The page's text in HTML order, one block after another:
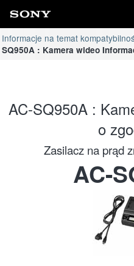
Informacje na temat
SQ950A : Kamera wideo
AC-SQ950A :
o
Zasilacz na prąd
AC-